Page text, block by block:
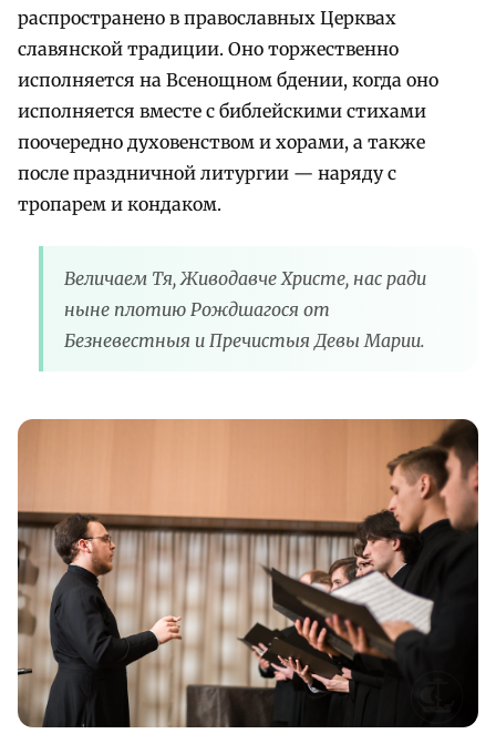
распространено в православных Церквах
славянской традиции. Оно торжественно
исполняется на Всенощном бдении, когда оно
исполняется вместе с библейскими стихами
поочередно духовенством и хорами, а также
после праздничной литургии — наряду с
тропарем и кондаком.
Величаем Тя, Живодавче Христе, нас ради
ныне плотию Рождшагося от
Безневестныя и Пречистыя Девы Марии.